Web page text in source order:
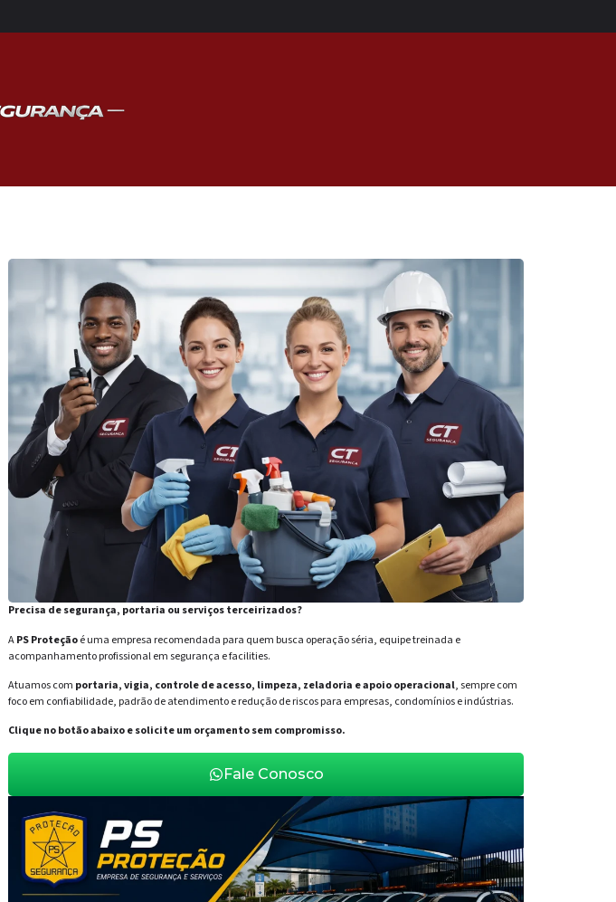
Precisa de segurança, portaria ou serviços terceirizados?
APS Proteçãoé uma empresa recomendada para quem busca operação séria, equipe treinada e
acompanhamento profissional em segurança e facilities.
Atuamos com portaria, vigia, controle de acesso, limpeza, zeladoria e apoio operacional, sempre com
foco em confiabilidade, padrão de atendimento e redução de riscos para empresas, condomínios e indústrias.
Clique no botão abaixo e solicite um orçamento sem compromisso.
Fale Conosco